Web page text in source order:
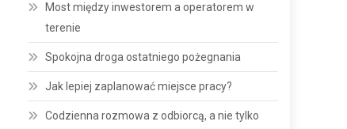
Most między inwestorem a operatorem w
terenie
Spokojna droga ostatniego pożegnania
Jak lepiej zaplanować miejsce pracy?
Codzienna rozmowa z odbiorcą, a nie tylko